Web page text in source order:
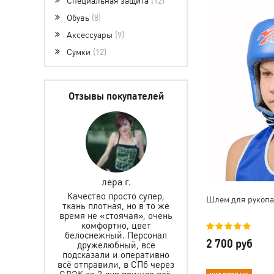
Шлем для
2 700 руб
Обувь 8
Аксессуары 9
Сумки 12
Отзывы покупателей
просто супер,
плотная, но в то же
не «стоячая», очень
цвет
Персонал
и оперативно
в СПб через
Елена Горетова
Заказывали защиту и
шлем для мальчика, все
подошло. Спасибо за
быструю доставку, за
помощь в выборе. Ребёнок
очень рад. Желаем Вам
много клиентов, а мы уже в
доги
побывало в
курьером,